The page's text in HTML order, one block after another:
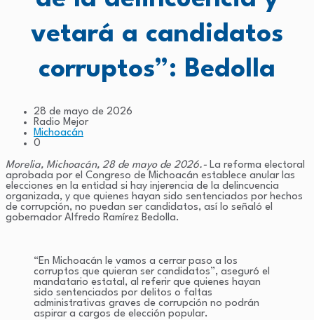
vetará a candidatos
corruptos”: Bedolla
28 de mayo de 2026
Radio Mejor
Michoacán
0
Morelia, Michoacán, 28 de mayo de 2026.- La reforma electoral
aprobada por el Congreso de Michoacán establece anular las
elecciones en la entidad si hay injerencia de la delincuencia
organizada, y que quienes hayan sido sentenciados por hechos
de corrupción, no puedan ser candidatos, así lo señaló el
gobernador Alfredo Ramírez Bedolla.
“En Michoacán le vamos a cerrar paso a los
corruptos que quieran ser candidatos”, aseguró el
mandatario estatal, al referir que quienes hayan
sido sentenciados por delitos o faltas
administrativas graves de corrupción no podrán
aspirar a cargos de elección popular.